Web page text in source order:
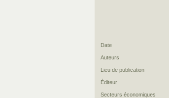
Date
Auteurs
Lieu de publication
Éditeur
Secteurs économiques